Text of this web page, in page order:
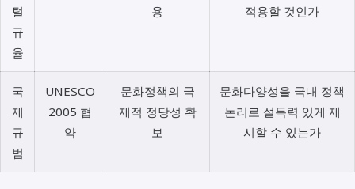
털
규
율
용
적용할 것인가
국
제
규
범
UNESCO
2005 협
약
문화정책의 국
제적 정당성 확
보
문화다양성을 국내 정책
논리로 설득력 있게 제
시할 수 있는가